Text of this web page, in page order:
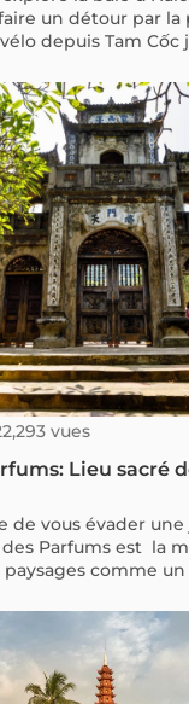
un détour par la
depuis Tam Cốc
Vous
des rizières
se déroule
et
fascinante
enchanteur, qui
vues
Lieu sacré
de vous évader
des Parfums est la
comme
et par l’homme
pèlerinage du